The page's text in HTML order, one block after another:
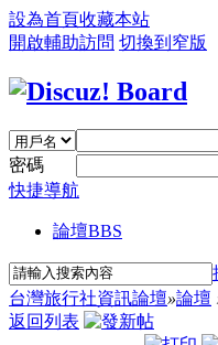
設為首頁收藏本站
開啟輔助訪問 切換到窄版
密碼
快捷導航
論壇BBS
台灣旅行社資訊論壇»論壇
返回列表